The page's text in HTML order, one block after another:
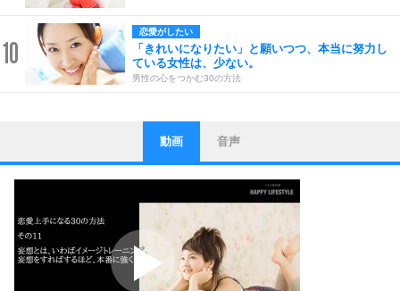
10
恋愛がしたい
「きれいになりたい」と願いつつ、本当に努力し
ている女性は、少ない。
男性の心をつかむ30の方法
1
ストレス対策
他人と比べない。
いっそのこと、他人を見ない。
いらいらしない人になる30の方法
ポジティブになれない原因は、行動しないから。
ポジティブ思考になる30の方法
動画 音声